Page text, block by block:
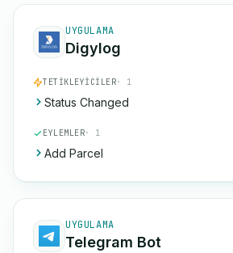
UYGULAMA
Digylog
TETIKLEYICILER· 1
Status Changed
EYLEMLER· 1
Add Parcel
UYGULAMA
Telegram Bot